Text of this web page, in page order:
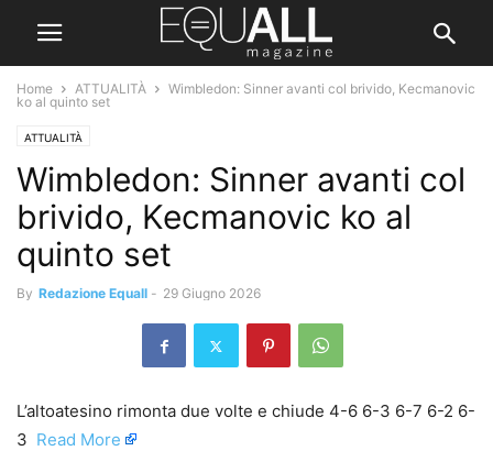
Home ATTUALITÀ
Wimbledon: Sinner avanti col brivido, Kecmanovic
ko al quinto set
ATTUALITÀ
Wimbledon: Sinner avanti col
brivido, Kecmanovic ko al
quinto set
By Redazione Equall - 29 Giugno 2026
L’altoatesino rimonta due volte e chiude 4-6 6-3 6-7 6-2 6-
3 ​ Read More